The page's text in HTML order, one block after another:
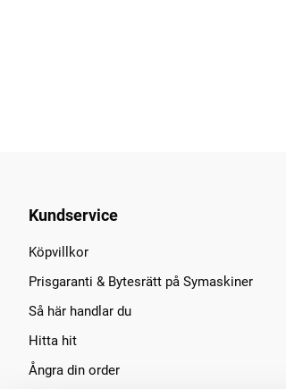
Kundservice
Köpvillkor
Prisgaranti & Bytesrätt på Symaskiner
Så här handlar du
Hitta hit
Ångra din order